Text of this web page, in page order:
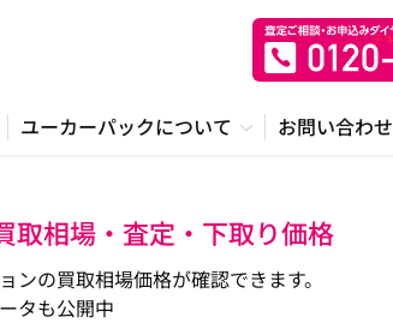
ユーカーパックについて お問い合わせ
取相場・査定・下取り価格
の買取相場価格が確認できます。
タも公開中